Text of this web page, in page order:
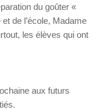
du goûter «
de l’école, Madame
les élèves qui ont
aux futurs